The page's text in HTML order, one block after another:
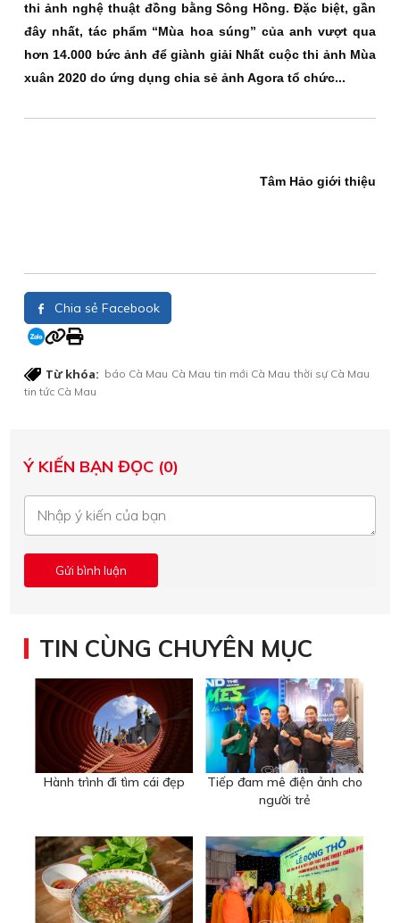
thi ảnh nghệ thuật đồng bằng Sông Hồng. Đặc biệt, gần
đây nhất, tác phẩm “Mùa hoa súng” của anh vượt qua
hơn 14.000 bức ảnh để giành giải Nhất cuộc thi ảnh Mùa
xuân 2020 do ứng dụng chia sẻ ảnh Agora tổ chức...
Tâm Hảo giới thiệu
Chia sẻ Facebook
Từ khóa: báo Cà Mau Cà Mau tin mới Cà Mau thời sự Cà Mau
tin tức Cà Mau
Ý KIẾN BẠN ĐỌC (0)
TIN CÙNG CHUYÊN MỤC
Hành trình đi tìm cái đẹp
Tiếp đam mê điện ảnh cho
người trẻ